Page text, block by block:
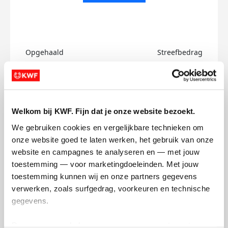
Welkom bij KWF. Fijn dat je onze website bezoekt.
We gebruiken cookies en vergelijkbare technieken om
onze website goed te laten werken, het gebruik van onze
website en campagnes te analyseren en — met jouw
toestemming — voor marketingdoeleinden. Met jouw
toestemming kunnen wij en onze partners gegevens
verwerken, zoals surfgedrag, voorkeuren en technische
gegevens.
Opgehaald Streefbedrag
Heinie's badges